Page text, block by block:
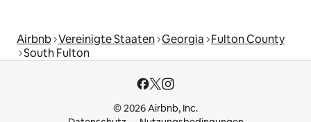
Airbnb Vereinigte Staaten Georgia Fulton County
South Fulton
© 2026 Airbnb, Inc.